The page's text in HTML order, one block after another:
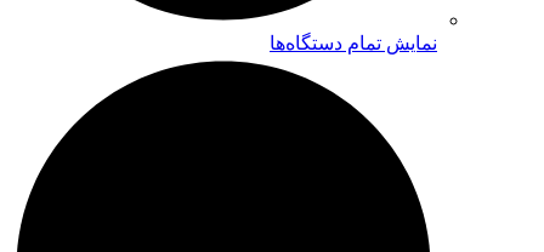
نمایش تمام دستگاه‌ها